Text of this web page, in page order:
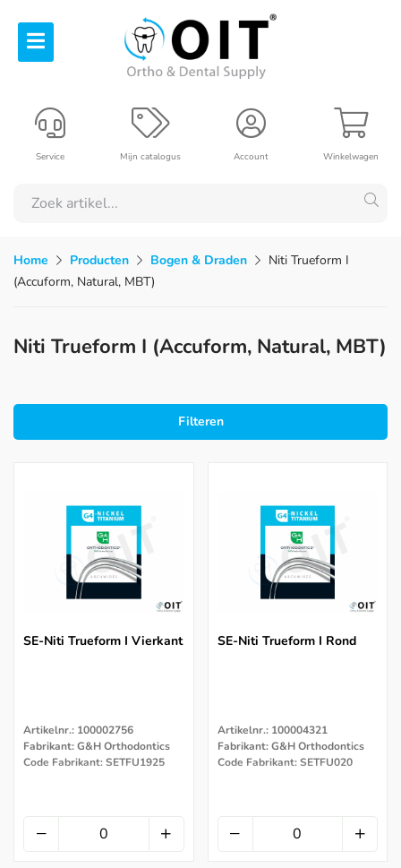
Winkelwagen
Account
Mijn catalogus
Service
Home Producten Bogen & Draden
Niti Trueform I
(Accuform, Natural, MBT)
Niti Trueform I (Accuform, Natural, MBT)
Filteren
SE-Niti Trueform I Vierkant
Artikelnr.: 100002756
Fabrikant: G&H Orthodontics
Code Fabrikant: SETFU1925
SE-Niti Trueform I Rond
Artikelnr.: 100004321
Fabrikant: G&H Orthodontics
Code Fabrikant: SETFU020